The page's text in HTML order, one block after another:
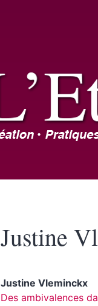
Justine
Justine Vleminckx
Des ambivalences